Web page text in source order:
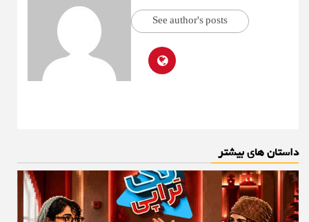
See author's posts
داستان های بیشتر